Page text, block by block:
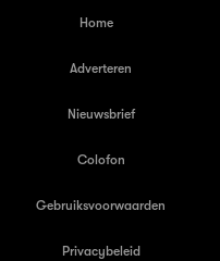
Home
Adverteren
Nieuwsbrief
Colofon
Gebruiksvoorwaarden
Privacybeleid